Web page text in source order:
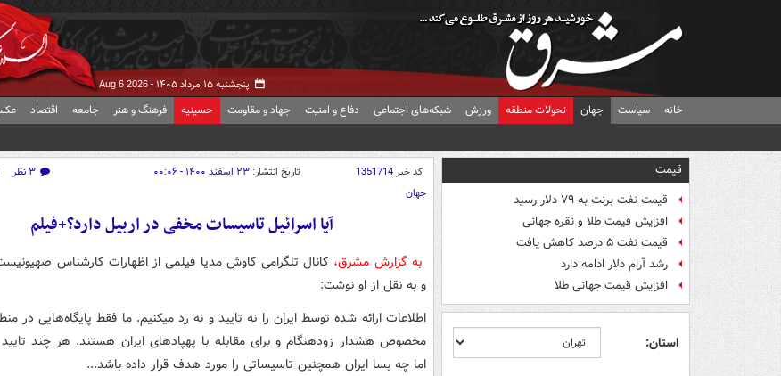
پنجشنبه ۱۵ مرداد ۱۴۰۵ - Aug 6 2026
خانه سیاست جهان تحولات منطقه ورزش شبکه‌های اجتماعی دفاع و امنیت جهاد و مقاومت حسینیه فرهنگ و هنر جامعه اقتصاد
قیمت
قیمت نفت برنت به ۷۹ دلار رسید
افزایش قیمت طلا و نقره جهانی
قیمت نفت ۵ درصد کاهش یافت
رشد آرام دلار ادامه دارد
افزایش قیمت جهانی طلا
استان:
کد خبر1351714 تاریخ انتشار: ۲۳ اسفند ۱۴۰۰ - ۰۰:۰۶ ۳ نظر
جهان
آیا اسرائیل تاسیسات مخفی در اربیل دارد؟+فیلم
به گزارش مشرق، کانال تلگرامی کاوش مدیا فیلمی از اظهارات کارشناس
و به نقل از او نوشت:
اطلاعات ارائه شده توسط ایران را نه تایید و نه رد میکنیم. ما فقط پایگاه‌هایی در
مخصوص هشدار زودهنگام و برای مقابله با پهپادهای ایران هستند. هر چند
اما چه بسا ایران همچنین تاسیساتی را مورد هدف قرار داده باشد...